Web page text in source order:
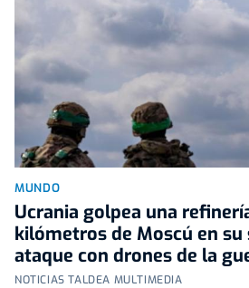
MUNDO
Ucrania golpea una
kilómetros de Moscú en
ataque con drones de la
NOTICIAS TALDEA MULTIMEDIA